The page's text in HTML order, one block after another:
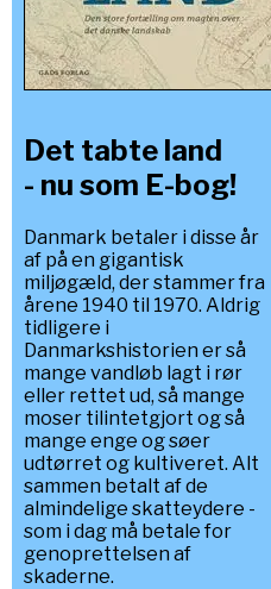
Det tabte land
- nu som E-bog!
Danmark betaler i disse år
af på en gigantisk
miljøgæld, der stammer fra
årene 1940 til 1970. Aldrig
tidligere i
Danmarkshistorien er så
mange vandløb lagt i rør
eller rettet ud, så mange
moser tilintetgjort og så
mange enge og søer
udtørret og kultiveret. Alt
sammen betalt af de
almindelige skatteydere -
som i dag må betale for
genoprettelsen af
skaderne.